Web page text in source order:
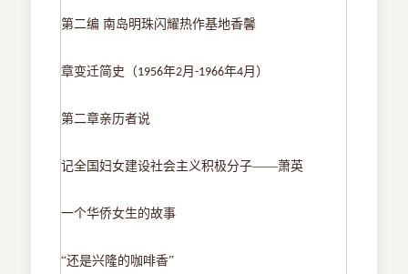
第二编 南岛明珠闪耀热作基地香馨
章变迁简史（1956年2月-1966年4月）
第二章亲历者说
记全国妇女建设社会主义积极分子——萧英
一个华侨女生的故事
“还是兴隆的咖啡香”